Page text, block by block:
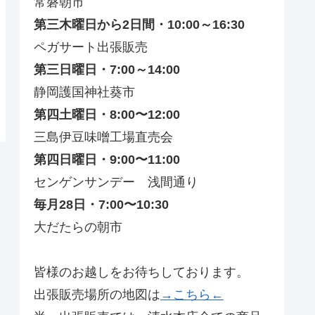
第三木曜日から2日間・10:00～16:30
ペガサート出張販売
第三日曜日・7:00～14:00
静岡護国神社葵市
第四土曜日・8:00〜12:00
三島伊豆味噌工場直売会
第四日曜日・9:00〜11:00
センゲンサンデー 浅間通り
毎月28日・7:00〜10:30
大だたらの朝市
皆様のお越しをお待ちしております。
出張販売場所の地図は →こちら←